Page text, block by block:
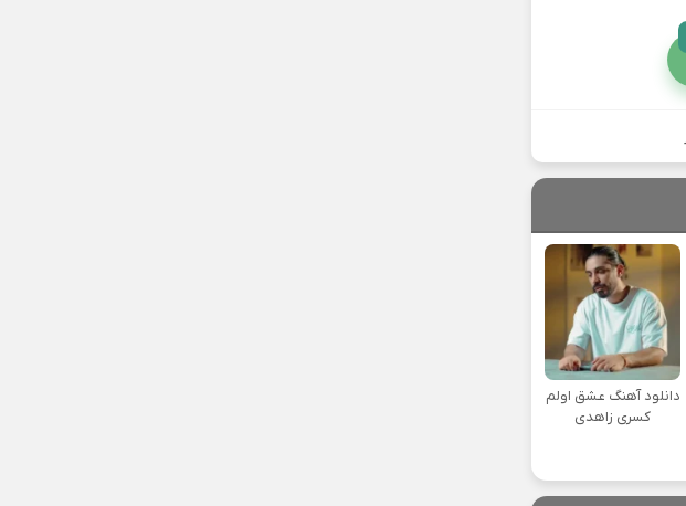
دانلود آهنگ عشق اولم
کسری زاهدی